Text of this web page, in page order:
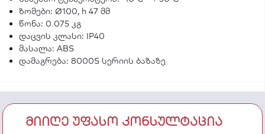
ზომები: Ø100, h 47 მმ
წონა: 0.075 კგ
დაცვის კლასი: IP40
მასალა: ABS
დამაგრება: 8000S სერიის ბაზაზე
მიიღე უფასო კონსულტაცია